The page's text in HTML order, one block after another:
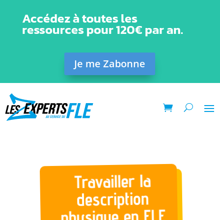
Accédez à toutes les
ressources pour 120€ par an.
Je me Zabonne
Travailler la
description